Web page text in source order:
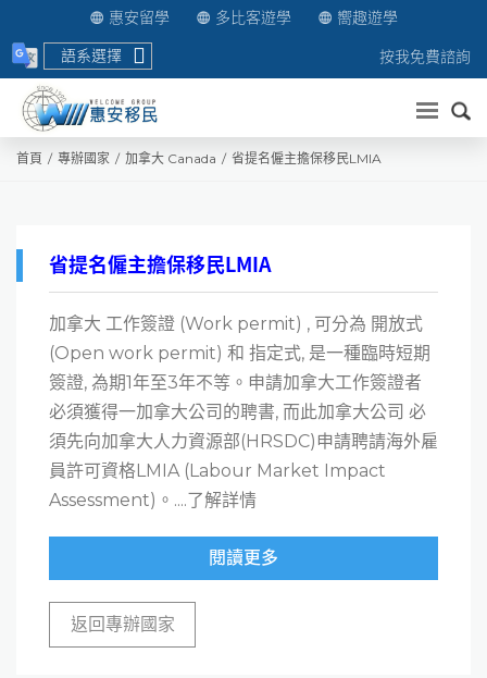
惠安留學 多比客遊學
嚮趣遊學
語系選擇
按我免費諮詢
送出
首頁 專辦國家 加拿大 Canada 省提名僱主擔保移民LMIA
省提名僱主擔保移民LMIA
加拿大 工作簽證 (Work permit) , 可分為 開放式
(Open work permit) 和 指定式, 是一種臨時短期
簽證, 為期1年至3年不等。申請加拿大工作簽證者
必須獲得一加拿大公司的聘書, 而此加拿大公司 必
須先向加拿大人力資源部(HRSDC)申請聘請海外雇
員許可資格LMIA (Labour Market Impact
Assessment)。....了解詳情
閱讀更多
返回專辦國家